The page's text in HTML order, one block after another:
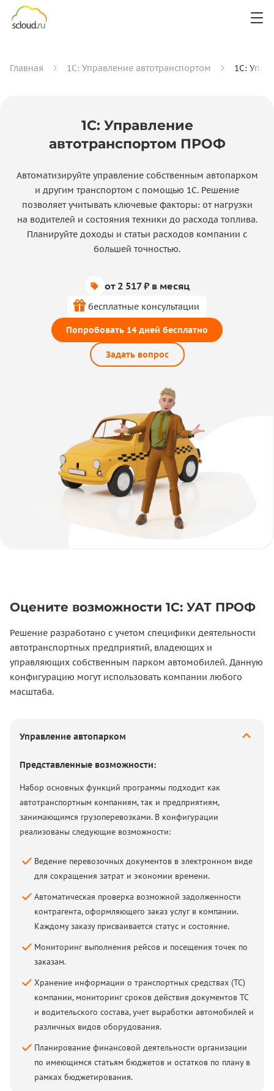
Главная 1С: Управление автотранспортом 1С:
1С: Управление
автотранспортом ПРОФ
Автоматизируйте управление собственным автопарком
и другим транспортом с помощью 1С. Решение
позволяет учитывать ключевые факторы: от нагрузки
на водителей и состояния техники до расхода топлива.
Планируйте доходы и статьи расходов компании с
большей точностью.
от 2 517 ₽ в месяц
бесплатные консультации
Попробовать 14 дней бесплатно
Задать вопрос
Оцените возможности 1С: УАТ ПРОФ
Решение разработано с учетом специфики деятельности
автотранспортных предприятий, владеющих и
управляющих собственным парком автомобилей. Данную
конфигурацию могут использовать компании любого
масштаба.
Управление автопарком
Представленные возможности:
Набор основных функций программы подходит как
автотранспортным компаниям, так и предприятиям,
занимающимся грузоперевозками. В конфигурации
реализованы следующие возможности:
Ведение перевозочных документов в электронном виде
для сокращения затрат и экономии времени.
Автоматическая проверка возможной задолженности
контрагента, оформляющего заказ услуг в компании.
Каждому заказу присваивается статус и состояние.
Мониторинг выполнения рейсов и посещения точек по
заказам.
Хранение информации о транспортных средствах (ТС)
компании, мониторинг сроков действия документов ТС
и водительского состава, учет выработки автомобилей и
различных видов оборудования.
Планирование финансовой деятельности организации
по имеющимся статьям бюджетов и остатков по плану в
рамках бюджетирования.